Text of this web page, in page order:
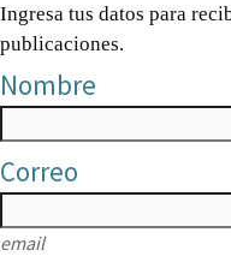
Ingresa tus datos para
publicaciones.
Nombre
Correo
email